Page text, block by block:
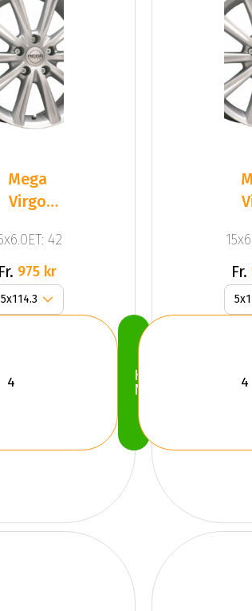
Mega
Virgo
42
Fr. 975 kr
Köp
Nu
Fr.